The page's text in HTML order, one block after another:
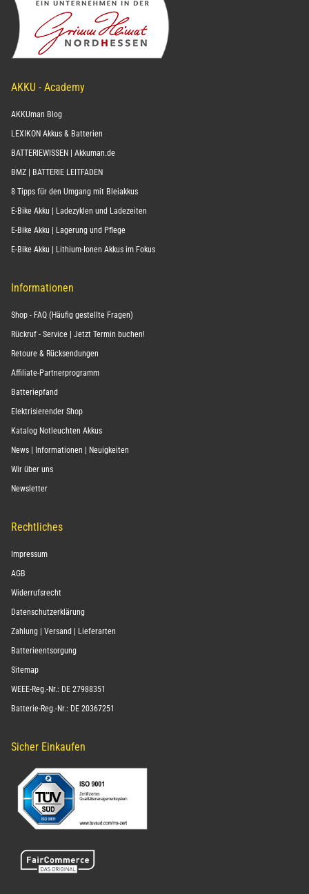
AKKU - Academy
AKKUman Blog
LEXIKON Akkus & Batterien
BATTERIEWISSEN | Akkuman.de
BMZ | BATTERIE LEITFADEN
8 Tipps für den Umgang mit Bleiakkus
E-Bike Akku | Ladezyklen und Ladezeiten
E-Bike Akku | Lagerung und Pflege
E-Bike Akku | Lithium-Ionen Akkus im Fokus
Informationen
Shop - FAQ (Häufig gestellte Fragen)
Rückruf - Service | Jetzt Termin buchen!
Retoure & Rücksendungen
Affiliate-Partnerprogramm
Batteriepfand
Elektrisierender Shop
Katalog Notleuchten Akkus
News | Informationen | Neuigkeiten
Wir über uns
Newsletter
Rechtliches
Impressum
AGB
Widerrufsrecht
Datenschutzerklärung
Zahlung | Versand | Lieferarten
Batterieentsorgung
Sitemap
WEEE-Reg.-Nr.: DE 27988351
Batterie-Reg.-Nr.: DE 20367251
Sicher Einkaufen